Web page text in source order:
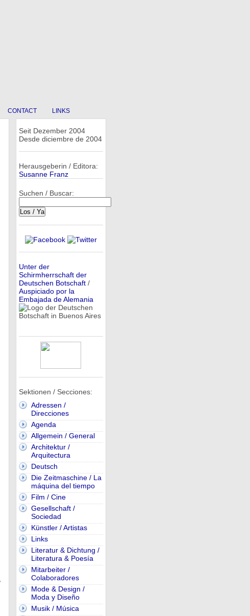
CONTACT LINKS
Seit Dezember 2004
Desde diciembre de 2004
Herausgeberin / Editora:
Susanne Franz
Suchen / Buscar:
Unter der
Schirmherrschaft der
Deutschen Botschaft/
Auspiciado por la
Embajada de Alemania
Sektionen / Secciones:
Adressen /
Direcciones
Agenda
Allgemein / General
Architektur /
Arquitectura
Deutsch
Die Zeitmaschine / La
máquina del tiempo
Film / Cine
Gesellschaft /
Sociedad
Künstler / Artistas
Links
Literatur & Dichtung /
Literatura & Poesía
Mitarbeiter /
Colaboradores
Mode & Design /
Moda y Diseño
Musik / Música